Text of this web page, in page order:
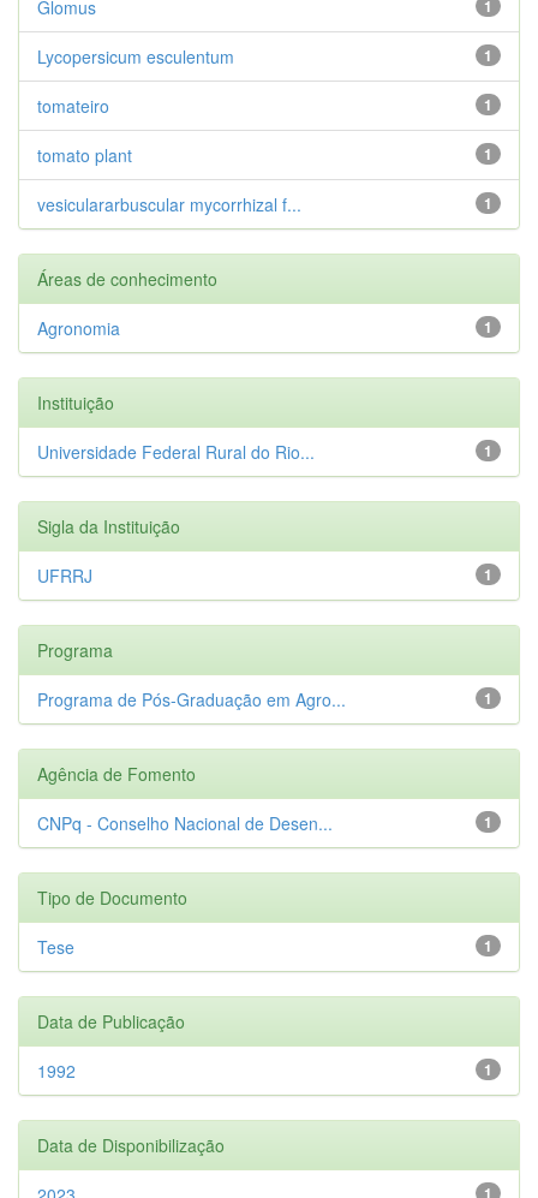
1
Glomus
1
Lycopersicum esculentum
1
tomateiro
1
tomato plant
1
vesiculararbuscular mycorrhizal f...
Áreas de conhecimento
1
Agronomia
Instituição
1
Universidade Federal Rural do Rio...
Sigla da Instituição
1
UFRRJ
Programa
1
Programa de Pós-Graduação em Agro...
Agência de Fomento
1
CNPq - Conselho Nacional de Desen...
Tipo de Documento
1
Tese
Data de Publicação
1
1992
Data de Disponibilização
1